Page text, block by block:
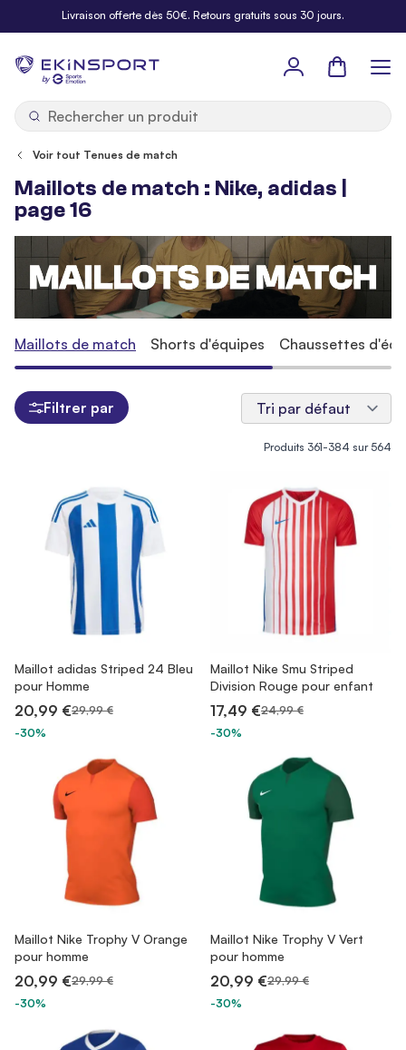
Allez au contenuLivraison offerte dès 50€. Retours gratuits sous 30 jours.
by
Panier
Voir tout Tenues de match
Maillots de match : Nike, adidas |
page 16
Produits 361-384 sur 564
Maillot adidas Striped 24 Bleu
pour Homme
20,99 €29,99 €
-30%
Maillot Nike Smu Striped
Division Rouge pour enfant
17,49 €24,99 €
-30%
Maillot Nike Trophy V Orange
pour homme
20,99 €29,99 €
-30%
Maillot Nike Trophy V Vert
pour homme
20,99 €29,99 €
-30%
Maillots de match Shorts d'équipes Chaussettes
Filtrer par